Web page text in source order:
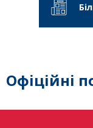
Офіційні